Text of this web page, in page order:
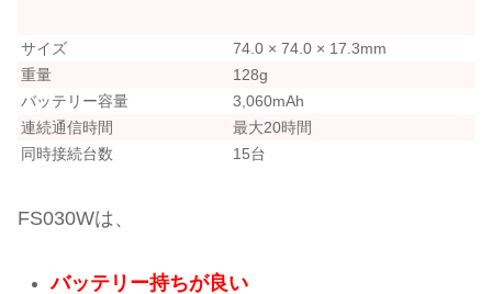
サイズ
74.0 × 74.0 × 17.3mm
重量
128g
バッテリー容量
3,060mAh
連続通信時間
最大20時間
同時接続台数
15台
FS030Wは、
バッテリー持ちが良い